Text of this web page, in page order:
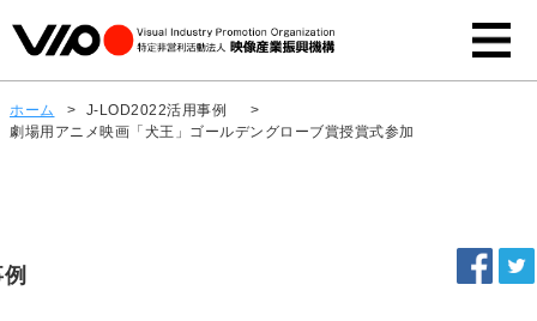
ホーム > J-LOD2022活用事例
>
劇場用アニメ映画「犬王」ゴールデングローブ賞授賞式参加